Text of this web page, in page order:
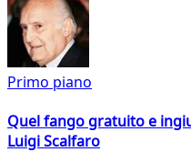
Primo piano
Quel fango gratuito e
Luigi Scalfaro